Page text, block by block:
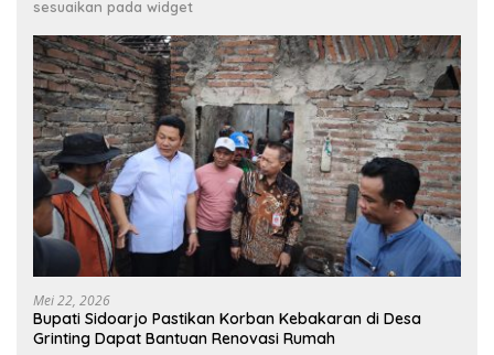
sesuaikan pada widget
Mei 22, 2026
Bupati Sidoarjo Pastikan Korban Kebakaran di Desa
Grinting Dapat Bantuan Renovasi Rumah